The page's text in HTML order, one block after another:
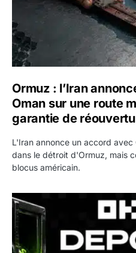
Ormuz : l’Iran
Oman sur une route
garantie de
L'Iran annonce un accord
dans le détroit d'Ormuz, mais
blocus américain.
OKX relance une